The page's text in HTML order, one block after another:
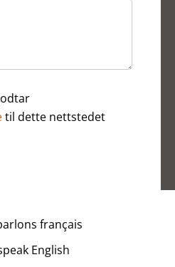
til dette nettstedet
français
English